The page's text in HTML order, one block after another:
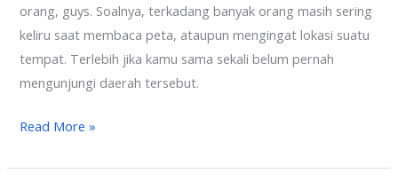
orang, guys. Soalnya, terkadang banyak orang masih sering
keliru saat membaca peta, ataupun mengingat lokasi suatu
tempat. Terlebih jika kamu sama sekali belum pernah
mengunjungi daerah tersebut.
Read More »